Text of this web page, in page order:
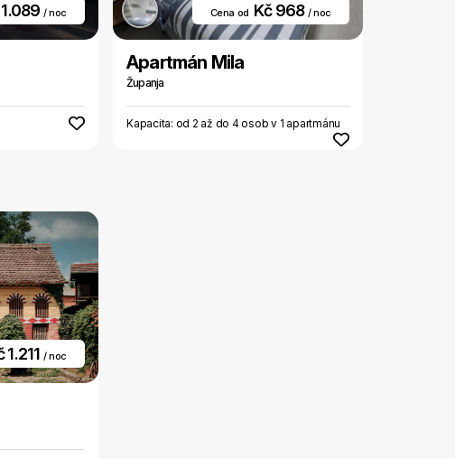
/ noc Cena od Kč 968 / noc
Apartmán Mila
Županja
Kapacita: od 2 až do 4 osob v 1 apartmánu
1.211 / noc